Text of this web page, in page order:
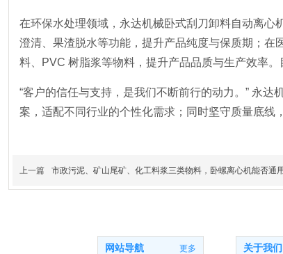
在环保水处理领域，永达机械卧式刮刀卸料自动离
澄清、果渣脱水等功能，提升产品纯度与保质期；
料、PVC 树脂浆等物料，提升产品品质与生产效率
“客户的信任与支持，是我们不断前行的动力。” 永
案，适配不同行业的个性化需求；同时坚守质量底线
上一篇 市政污泥、矿山尾矿、化工料浆三类物料，卧螺离心机能否通
关于我们
网站导航 更多